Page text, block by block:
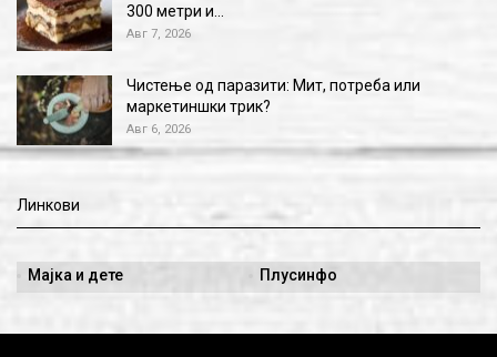
300 метри и…
Авг 7, 2026
Чистење од паразити: Мит, потреба или
маркетиншки трик?
Авг 6, 2026
Линкови
Мајка и дете Плусинфо